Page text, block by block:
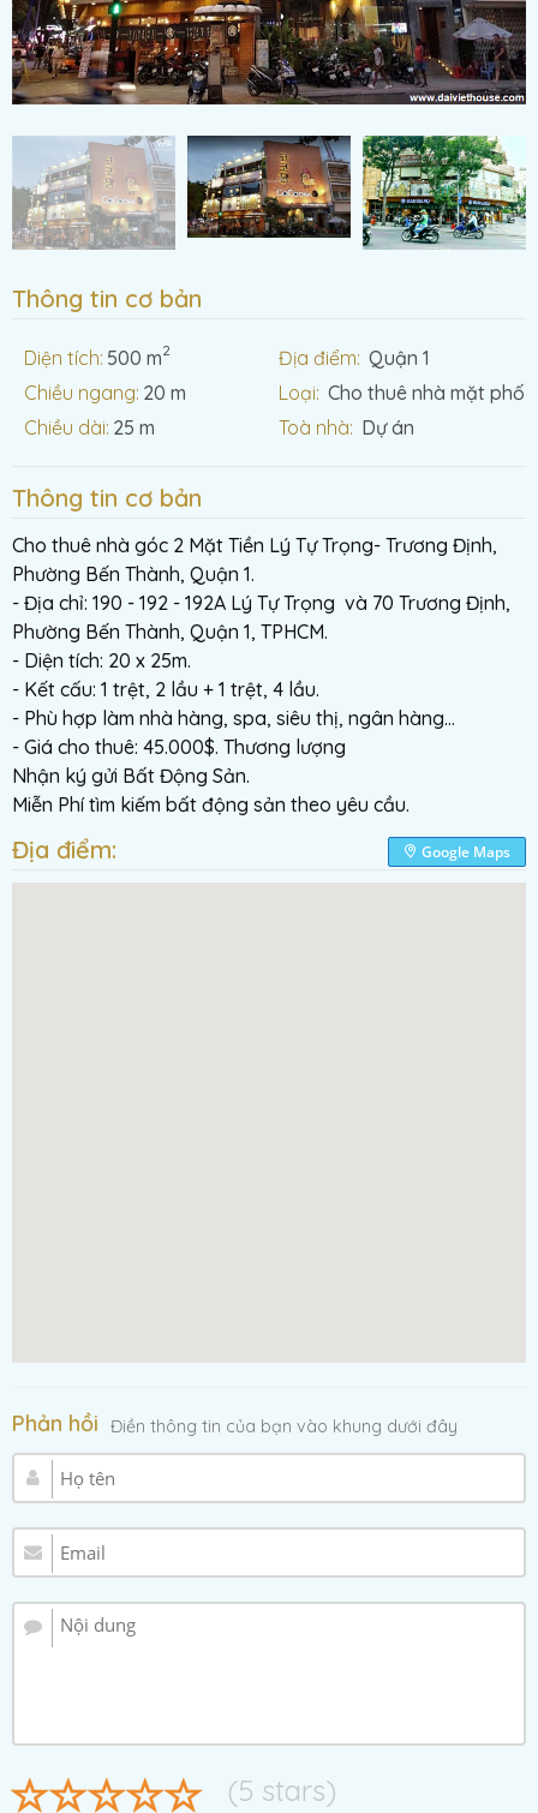
Thông tin cơ bản
Diện tích: 500 m2
Chiều ngang: 20 m
Chiều dài: 25 m
Địa điểm: Quận 1
Loại: Cho thuê nhà mặt phố
Toà nhà: Dự án
Thông tin cơ bản
Cho thuê nhà góc 2 Mặt Tiền Lý Tự Trọng- Trương Định,
Phường Bến Thành, Quận 1.
- Địa chỉ: 190 - 192 - 192A Lý Tự Trọng và 70 Trương Định,
Phường Bến Thành, Quận 1, TPHCM.
- Diện tích: 20 x 25m.
- Kết cấu: 1 trệt, 2 lầu + 1 trệt, 4 lầu.
- Phù hợp làm nhà hàng, spa, siêu thị, ngân hàng...
- Giá cho thuê: 45.000$. Thương lượng
Nhận ký gửi Bất Động Sản.
Miễn Phí tìm kiếm bất động sản theo yêu cầu.
Địa điểm: Google Maps
Phản hồi Điền thông tin của bạn vào khung dưới đây
(5 stars)